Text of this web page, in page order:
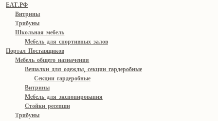
ЕАТ.РФ
Витрины
Трибуны
Школьная мебель
Мебель для спортивных залов
Портал Поставщиков
Мебель общего назначения
Вешалки для одежды, секции гардеробные
Секции гардеробные
Витрины
Мебель для экспонирования
Стойки ресепшн
Трибуны